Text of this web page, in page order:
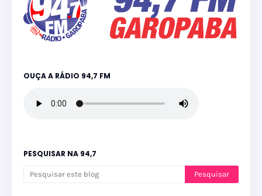
OUÇA A RÁDIO 94,7 FM
PESQUISAR NA 94,7